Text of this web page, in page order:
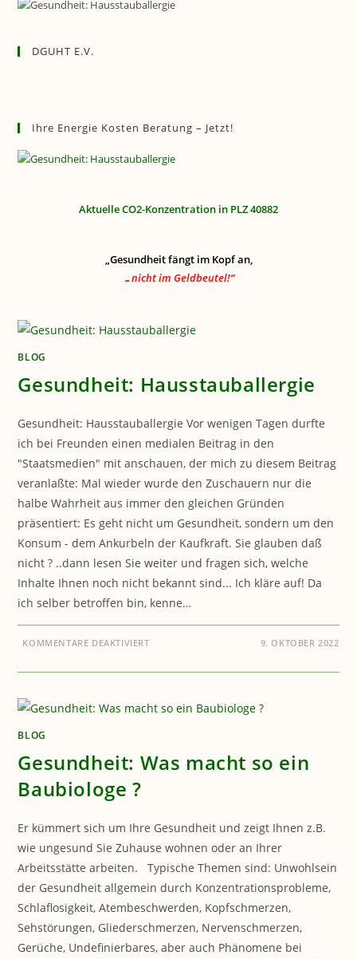
DGUHT E.V.
Ihre Energie Kosten Beratung – Jetzt!
Aktuelle CO2-Konzentration in PLZ 40882
„Gesundheit fängt im Kopf an,
…nicht im Geldbeutel!“
BLOG
Gesundheit: Hausstauballergie
Gesundheit: Hausstauballergie Vor wenigen Tagen durfte
ich bei Freunden einen medialen Beitrag in den
"Staatsmedien" mit anschauen, der mich zu diesem Beitrag
veranlaßte: Mal wieder wurde den Zuschauern nur die
halbe Wahrheit aus immer den gleichen Gründen
präsentiert: Es geht nicht um Gesundheit, sondern um den
Konsum - dem Ankurbeln der Kaufkraft. Sie glauben daß
nicht ? ..dann lesen Sie weiter und fragen sich, welche
Inhalte Ihnen noch nicht bekannt sind... Ich kläre auf! Da
ich selber betroffen bin, kenne…
KOMMENTARE DEAKTIVIERTFÜR 9. OKTOBER 2022
BLOG
Gesundheit: Was macht so ein
Baubiologe ?
Er kümmert sich um Ihre Gesundheit und zeigt Ihnen z.B.
wie ungesund Sie Zuhause wohnen oder an Ihrer
Arbeitsstätte arbeiten. Typische Themen sind: Unwohlsein
der Gesundheit allgemein durch Konzentrationsprobleme,
Schlaflosigkeit, Atembeschwerden, Kopfschmerzen,
Sehstörungen, Gliederschmerzen, Nervenschmerzen,
Gerüche, Undefinierbares, aber auch Phänomene bei